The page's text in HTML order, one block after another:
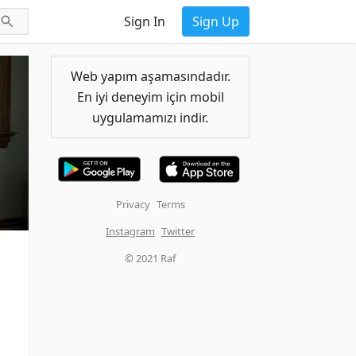
Sign In Sign Up
Web yapım aşamasındadır.
En iyi deneyim için mobil
uygulamamızı indir.
Privacy Terms
Instagram Twitter
© 2021 Raf